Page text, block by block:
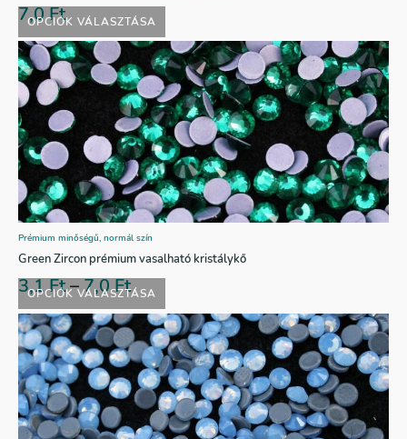
OPCIÓK VÁLASZTÁSA
7,0Ft
OPCIÓK VÁLASZTÁSA
Prémium minőségű, normál szín
Green Zircon prémium vasalható kristálykő
3,1Ft–7,0Ft